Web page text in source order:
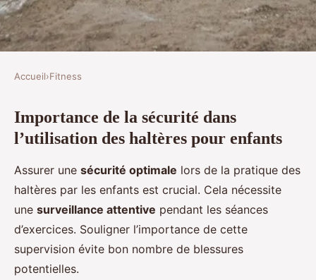
Haltères pour enfant : Guide
pour une utilisation sécurisée
Milo•1 avril 2025•6 min de lecture
Accueil›Fitness
Importance de la sécurité dans
l’utilisation des haltères pour enfants
Assurer une sécurité optimale lors de la pratique des
haltères par les enfants est crucial. Cela nécessite
une surveillance attentive pendant les séances
d’exercices. Souligner l’importance de cette
supervision évite bon nombre de blessures
potentielles.